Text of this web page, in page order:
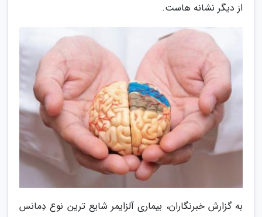
از دیگر نشانه هاست.
به گزارش خبرنگاران، بیماری آلزایمر شایع ترین نوع دِمانس